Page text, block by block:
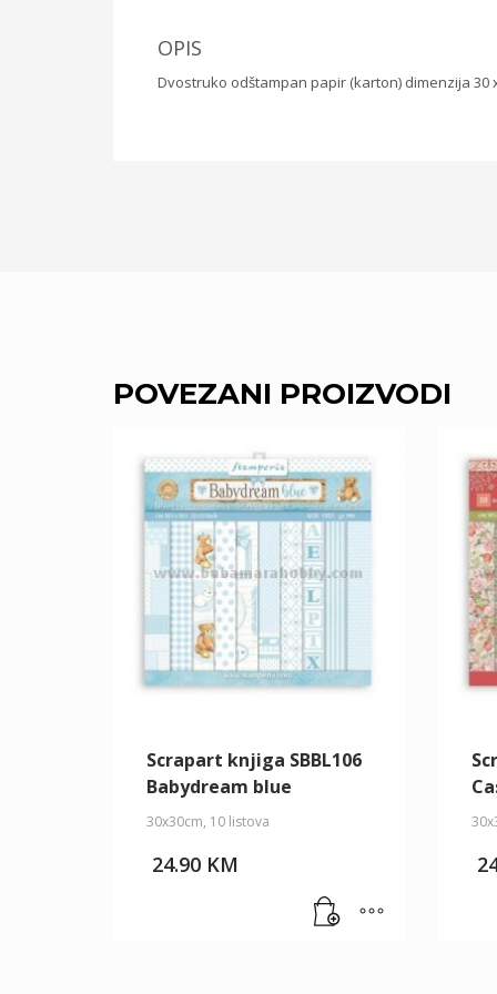
OPIS
Dvostruko odštampan papir (karton) dimenzija
POVEZANI PROIZVODI
Scrapart knjiga SBBL106
Babydream blue
30x30cm, 10 listova
24.90 KM